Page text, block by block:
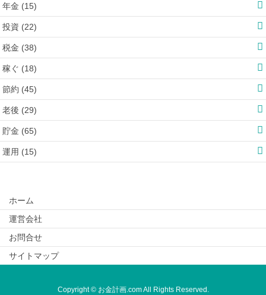
年金 (15)
投資 (22)
税金 (38)
稼ぐ (18)
節約 (45)
老後 (29)
貯金 (65)
運用 (15)
ホーム
運営会社
お問合せ
サイトマップ
Copyright © お金計画.com All Rights Reserved.